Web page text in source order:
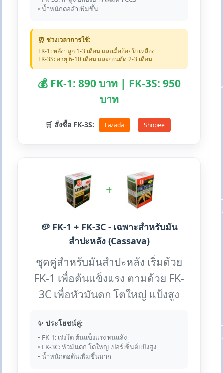
• น้ำหนักต่อลำเพิ่มขึ้น
⏰ ช่วงเวลาการใช้:
FK-1: หลังปลูก 1-3 เดือน และเมื่ออ้อยใบเหลือง
FK-3S: อายุ 6-10 เดือน และก่อนตัด 2-3 เดือน
💰 FK-1: 890 บาท | FK-3S: 950
บาท
🛒 สั่งซื้อ FK-3S: Lazada Shopee
+
🥔 FK-1 + FK-3C - เฉพาะสำหรับมัน
สำปะหลัง (Cassava)
ชุดคู่สำหรับมันสำปะหลัง เริ่มด้วย
FK-1 เพื่อต้นแข็งแรง ตามด้วย FK-
3C เพื่อหัวมันดก โตใหญ่ แป้งสูง
✨ ประโยชน์คู่:
• FK-1: เร่งโต ต้นแข็งแรง ทนแล้ง
• FK-3C: หัวมันดก โตใหญ่ เปอร์เซ็นต์แป้งสูง
• น้ำหนักต่อต้นเพิ่มขึ้นมาก